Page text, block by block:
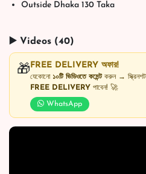
Outside Dhaka 130 Taka
▶️ Videos (40)
🎁 FREE DELIVERY অফার!
যেকোনো ১০টি ভিডিওতে কমেন্টকরুন →
FREE DELIVERY পাবেন! 🚀
WhatsApp